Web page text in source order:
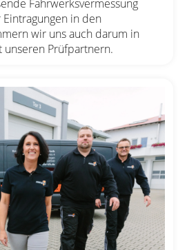
Fahrwerksvermessung
in den
wir uns auch darum in
Prüfpartnern.